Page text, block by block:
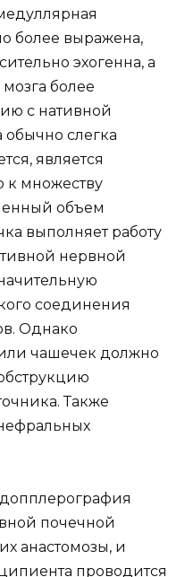
более выражена,
эхогенна, а
более
с нативной
обычно слегка
является
множеству
объем
выполняет работу
нервной
соединения
Однако
чашечек должно
Также
почечной
анастомозы, и
проводится